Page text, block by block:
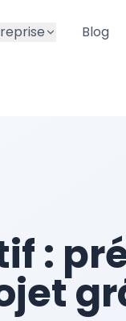
Blog
: